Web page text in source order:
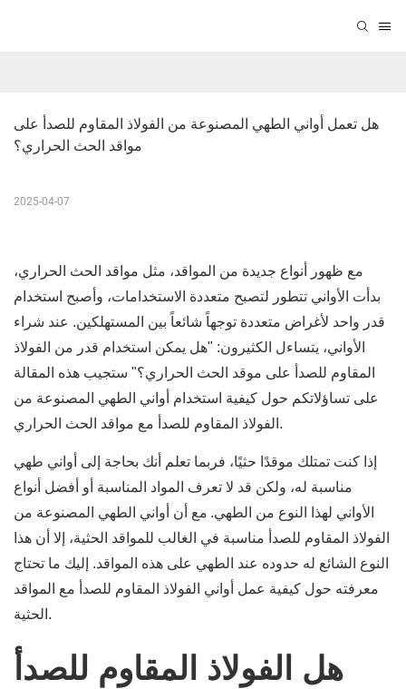
هل تعمل أواني الطهي المصنوعة من الفولاذ المقاوم للصدأ على
مواقد الحث الحراري؟
2025-04-07
مع ظهور أنواع جديدة من المواقد، مثل مواقد الحث الحراري،
بدأت الأواني تتطور لتصبح متعددة الاستخدامات، وأصبح استخدام
قدر واحد لأغراض متعددة توجهاً شائعاً بين المستهلكين. عند شراء
الأواني، يتساءل الكثيرون: "هل يمكن استخدام قدر من الفولاذ
المقاوم للصدأ على موقد الحث الحراري؟" ستجيب هذه المقالة
على تساؤلاتكم حول كيفية استخدام أواني الطهي المصنوعة من
الفولاذ المقاوم للصدأ مع مواقد الحث الحراري.
إذا كنت تمتلك موقدًا حثيًا، فربما تعلم أنك بحاجة إلى أواني طهي
مناسبة له، ولكن قد لا تعرف المواد المناسبة أو أفضل أنواع
الأواني لهذا النوع من الطهي. مع أن أواني الطهي المصنوعة من
الفولاذ المقاوم للصدأ مناسبة في الغالب للمواقد الحثية، إلا أن هذا
النوع الشائع له حدوده عند الطهي على هذه المواقد. إليك ما تحتاج
معرفته حول كيفية عمل أواني الفولاذ المقاوم للصدأ مع المواقد
الحثية.
هل الفولاذ المقاوم للصدأ